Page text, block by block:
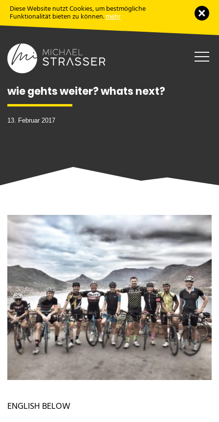
Diese Website nutzt Cookies, um bestmögliche
Funktionalität bieten zu können.mehr
wie gehts weiter? whats next?
13. Februar 2017
ENGLISH BELOW